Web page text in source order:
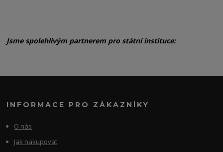
Jsme spolehlivým partnerem pro státní instituce:
INFORMACE PRO ZÁKAZNÍKY
O nás
Jak nakupovat